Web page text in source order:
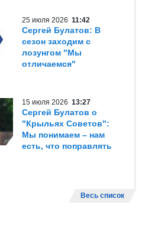
25 июля 2026 11:42
Сергей Булатов: В
сезон заходим с
лозунгом "Мы
отличаемся"
15 июля 2026 13:27
Сергей Булатов о
"Крыльях Советов":
Мы понимаем – нам
есть, что поправлять
Весь список